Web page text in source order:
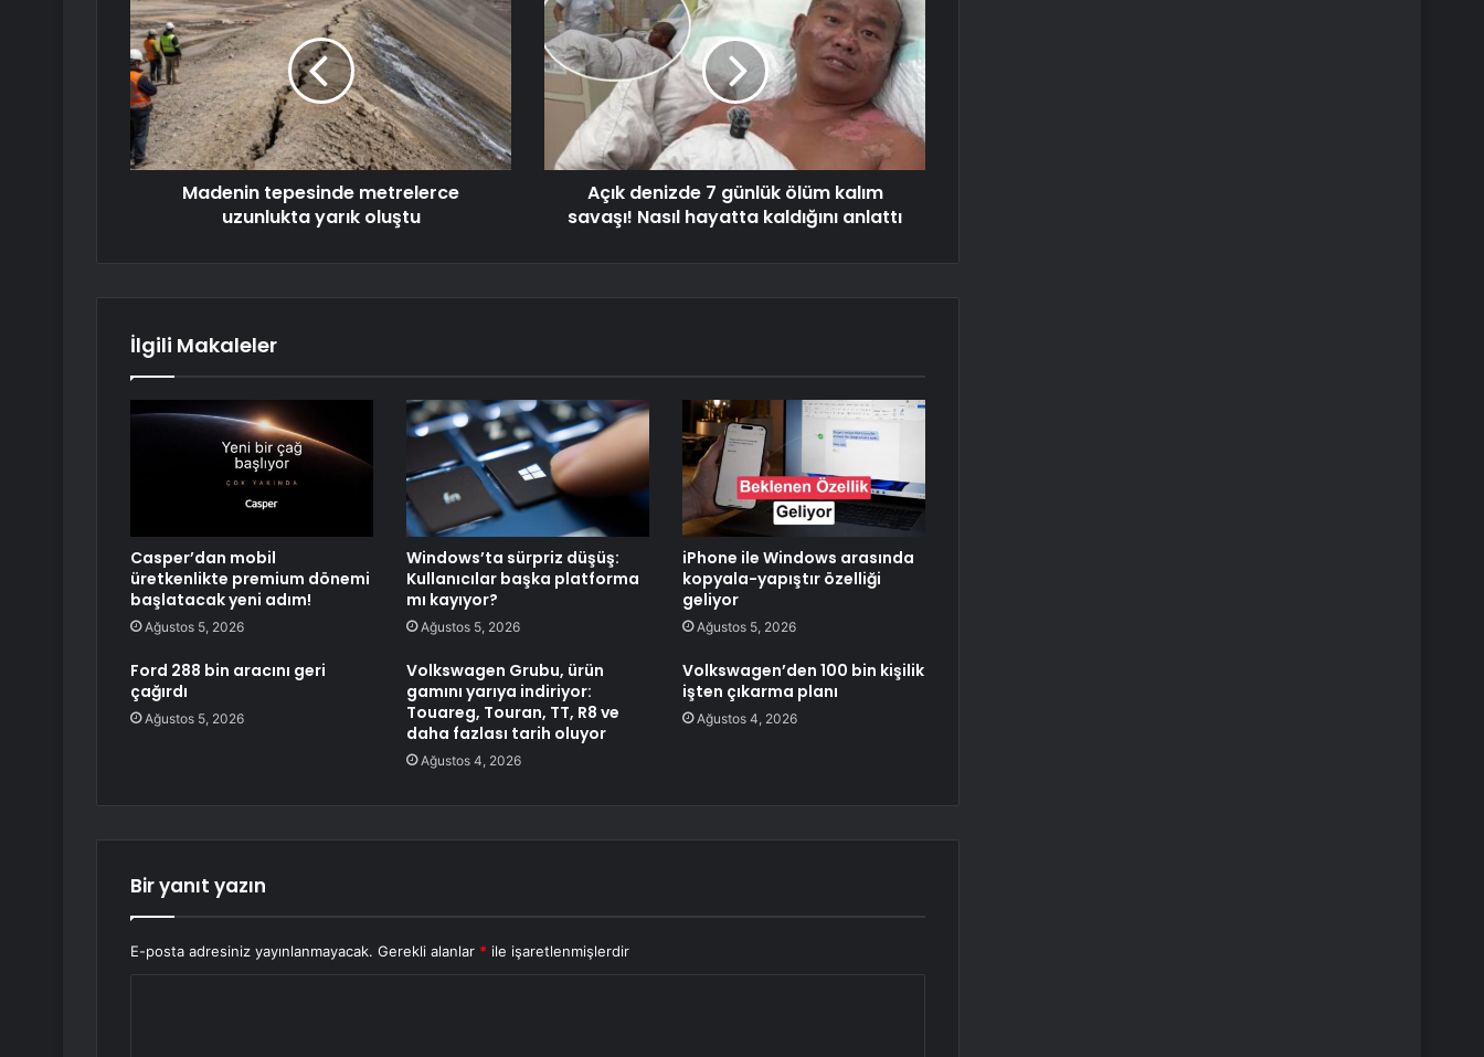
Madenin tepesinde metrelerce
uzunlukta yarık oluştu
Açık denizde 7 günlük ölüm kalım
savaşı! Nasıl hayatta kaldığını anlattı
İlgili Makaleler
Casper’dan mobil
üretkenlikte premium dönemi
başlatacak yeni adım!
Ağustos 5, 2026
Windows’ta sürpriz düşüş:
Kullanıcılar başka platforma
mı kayıyor?
Ağustos 5, 2026
iPhone ile Windows arasında
kopyala-yapıştır özelliği
geliyor
Ağustos 5, 2026
Ford 288 bin aracını geri
çağırdı
Ağustos 5, 2026
Volkswagen Grubu, ürün
gamını yarıya indiriyor:
Touareg, Touran, TT, R8 ve
daha fazlası tarih oluyor
Ağustos 4, 2026
Volkswagen’den 100 bin kişilik
işten çıkarma planı
Ağustos 4, 2026
Bir yanıt yazın
E-posta adresiniz yayınlanmayacak. Gerekli alanlar * ile işaretlenmişlerdir